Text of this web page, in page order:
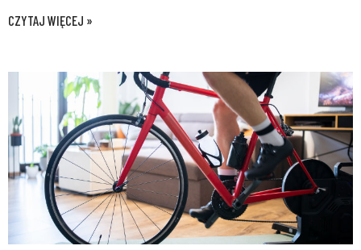
CZYTAJ WIĘCEJ »